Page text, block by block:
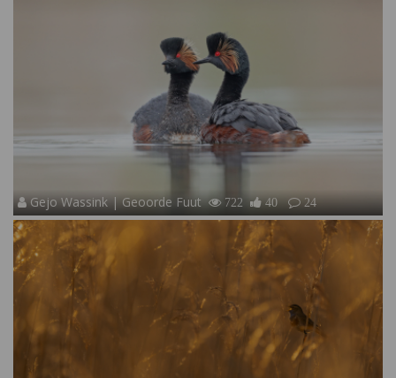
Gejo Wassink | Geoorde Fuut 722 40 24